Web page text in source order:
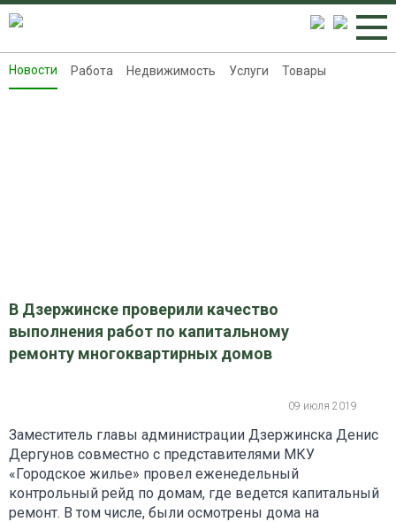
Новости
Новости Работа Недвижимость Услуги Товары
В Дзержинске проверили качество
выполнения работ по капитальному
ремонту многоквартирных домов
09 июля 2019
Заместитель главы администрации Дзержинска Денис
Дергунов совместно с представителями МКУ
«Городское жилье» провел еженедельный
контрольный рейд по домам, где ведется капитальный
ремонт. В том числе, были осмотрены дома на